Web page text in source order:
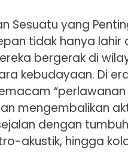
Sesuatu yang
tidak hanya
bergerak di
kebudayaan. Di
mengembalikan
dengan
akustik, hingga